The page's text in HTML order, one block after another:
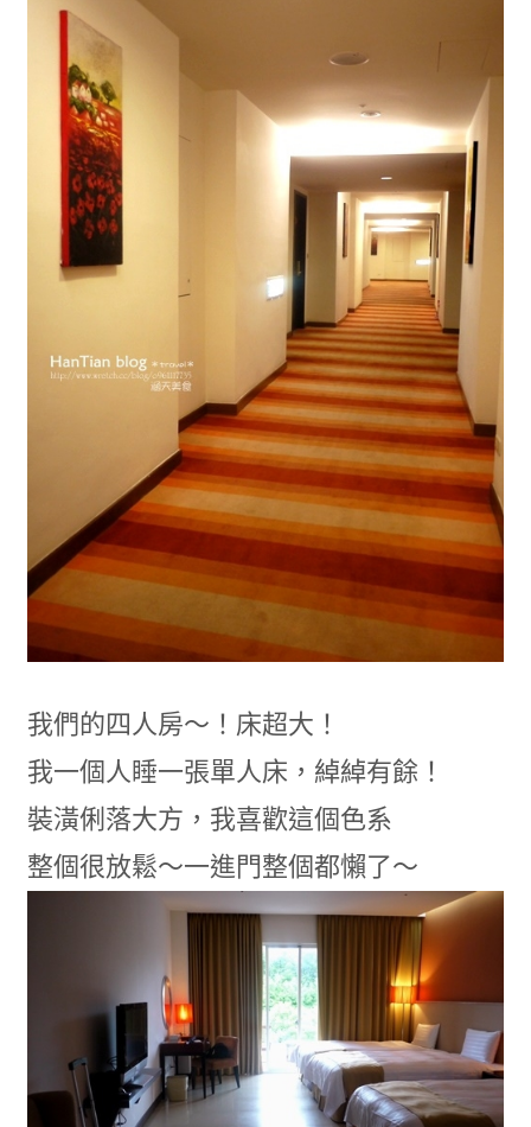
我們的四人房～！床超大！
我一個人睡一張單人床，綽綽有餘！
裝潢俐落大方，我喜歡這個色系
整個很放鬆～一進門整個都懶了～